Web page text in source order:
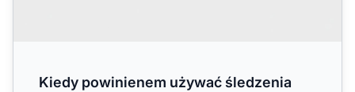
Kiedy powinienem używać śledzenia